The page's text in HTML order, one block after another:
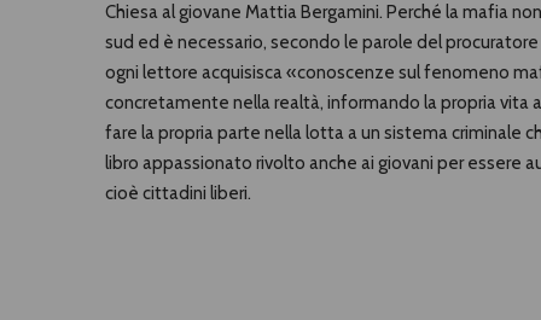
Chiesa al giovane Mattia Bergamini. Perché la mafia
sud ed è necessario, secondo le parole del
ogni lettore acquisisca «conoscenze sul fenomeno
concretamente nella realtà, informando la propria vita
fare la propria parte nella lotta a un sistema criminale
libro appassionato rivolto anche ai giovani per essere
cioè cittadini liberi.